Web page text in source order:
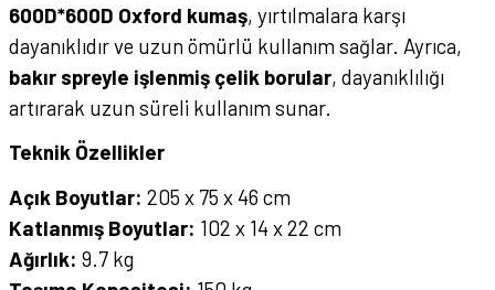
600D*600D Oxford kumaş, yırtılmalara karşı
dayanıklıdır ve uzun ömürlü kullanım sağlar. Ayrıca,
bakır spreyle işlenmiş çelik borular, dayanıklılığı
artırarak uzun süreli kullanım sunar.
Teknik Özellikler
Açık Boyutlar: 205 x 75 x 46 cm
Katlanmış Boyutlar: 102 x 14 x 22 cm
Ağırlık: 9.7 kg